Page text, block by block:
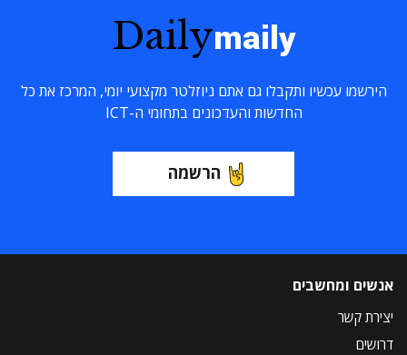
Dailymaily
הירשמו עכשיו ותקבלו גם אתם ניוזלטר מקצועי יומי, המרכז את כל
החדשות והעדכונים בתחומי ה-ICT
הרשמה
אנשים ומחשבים
יצירת קשר
דרושים